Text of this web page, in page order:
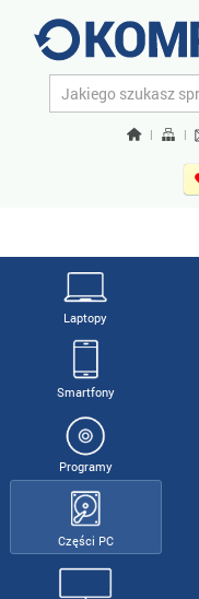
| |
Laptopy
Smartfony
Programy
Części PC